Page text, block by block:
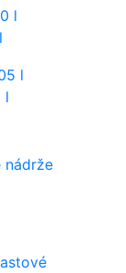
l
nádrže